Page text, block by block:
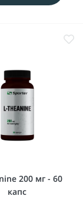
200 мг - 60
капс